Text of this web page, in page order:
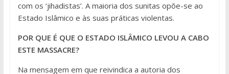
com os ‘jihadistas’. A maioria dos sunitas opõe-se ao
Estado Islâmico e às suas práticas violentas.
POR QUE É QUE O ESTADO ISLÂMICO LEVOU A CABO
ESTE MASSACRE?
Na mensagem em que reivindica a autoria dos